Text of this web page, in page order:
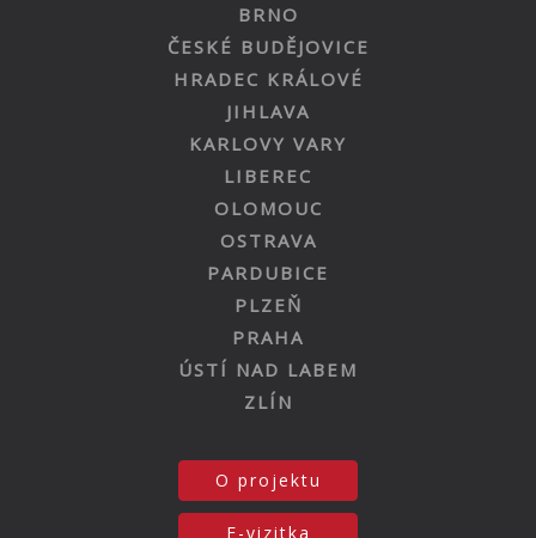
BRNO
ČESKÉ BUDĚJOVICE
HRADEC KRÁLOVÉ
JIHLAVA
KARLOVY VARY
LIBEREC
OLOMOUC
OSTRAVA
PARDUBICE
PLZEŇ
PRAHA
ÚSTÍ NAD LABEM
ZLÍN
O projektu
E-vizitka